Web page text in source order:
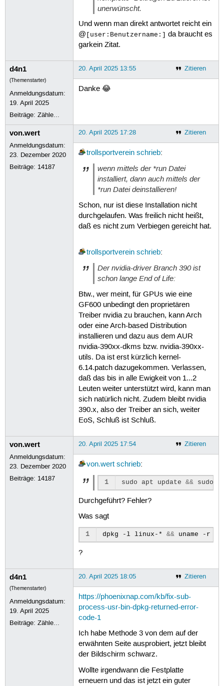
unerwünscht.
Und wenn man direkt antwortet reicht ein
@ [user:Benutzername:]
da braucht es
garkein Zitat.
d4n1
(Themenstarter)
Anmeldungsdatum:
19. April 2025
Beiträge:Zähle...
Zitieren
20. April 2025 13:55
Danke 😂
von.wert
Anmeldungsdatum:
23. Dezember 2020
Beiträge: 14187
Zitieren
20. April 2025 17:28
trollsportverein schrieb:
wenn mittels der *run Datei
installiert, dann auch mittels der
*run Datei deinstallieren!
Schon, nur ist diese Installation nicht
durchgelaufen. Was freilich nicht heißt,
daß es nicht zum Verbiegen gereicht hat.
trollsportverein schrieb:
Der nvidia-driver Branch 390 ist
schon lange End of Life:
Btw., wer meint, für GPUs wie eine
GF600 unbedingt den proprietären
Treiber nvidia zu brauchen, kann Arch
oder eine Arch-based Distribution
installieren und dazu aus dem AUR
nvidia-390xx-dkms bzw. nvidia-390xx-
utils. Da ist erst kürzlich kernel-
6.14.patch dazugekommen. Verlassen,
daß das bis in alle Ewigkeit von 1...2
Leuten weiter unterstützt wird, kann man
sich natürlich nicht. Zudem bleibt nvidia
390.x, also der Treiber an sich, weiter
EoS, Schluß ist Schluß.
von.wert
Anmeldungsdatum:
23. Dezember 2020
Beiträge: 14187
Zitieren
20. April 2025 17:54
von.wert schrieb:
1 sudo apt update && sudo
Durchgeführt? Fehler?
Was sagt
1 dpkg -l linux-* && uname
?
d4n1
(Themenstarter)
Anmeldungsdatum:
19. April 2025
Beiträge:Zähle...
Zitieren
20. April 2025 18:05
https://phoenixnap.com/kb/fix-sub-
process-usr-bin-dpkg-returned-error-
code-1
Ich habe Methode 3 von dem auf der
erwähnten Seite ausprobiert, jetzt bleibt
der Bildschirm schwarz.
Wollte irgendwann die Festplatte
erneuern und das ist jetzt ein guter